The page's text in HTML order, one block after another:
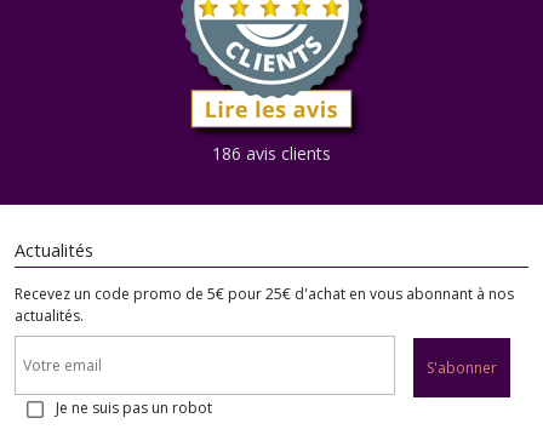
186 avis clients
Actualités
Recevez un code promo de 5€ pour 25€ d'achat en vous abonnant à nos
actualités.
S'abonner
Je ne suis pas un robot